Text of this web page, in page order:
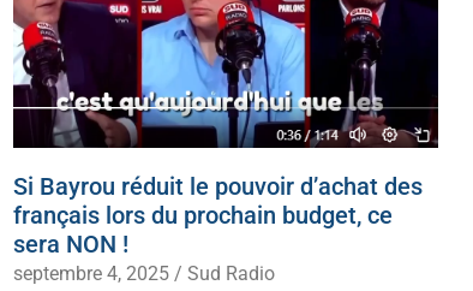
Si Bayrou réduit le pouvoir d’achat des
français lors du prochain budget, ce
sera NON !
septembre 4, 2025 / Sud Radio